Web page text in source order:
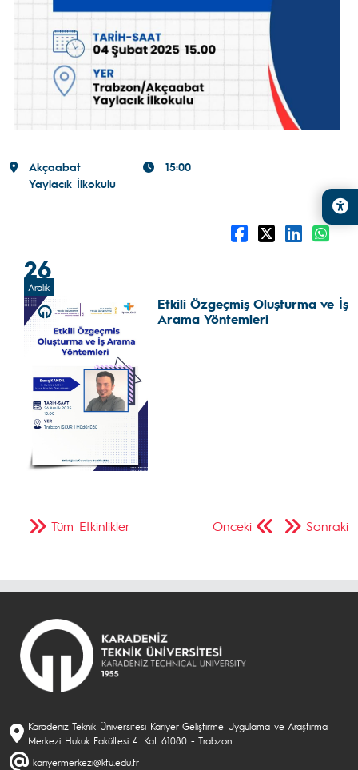
Akçaabat
Yaylacık İlkokulu
15:00
26
Aralık
Etkili Özgeçmiş Oluşturma ve İş
Arama Yöntemleri
Önceki Sonraki
Tüm Etkinlikler
Karadeniz Teknik Üniversitesi Kariyer Geliştirme Uygulama ve Araştırma
Merkezi Hukuk Fakültesi 4. Kat 61080 - Trabzon
kariyermerkezi@ktu.edu.tr